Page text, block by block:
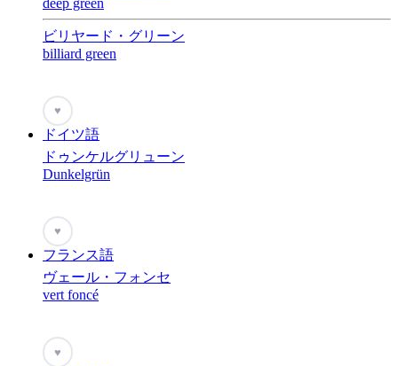
ビリヤード・グリーン
billiard green
♥
ドイツ語
ドゥンケルグリューン
Dunkelgrün
♥
フランス語
ヴェール・フォンセ
vert foncé
♥